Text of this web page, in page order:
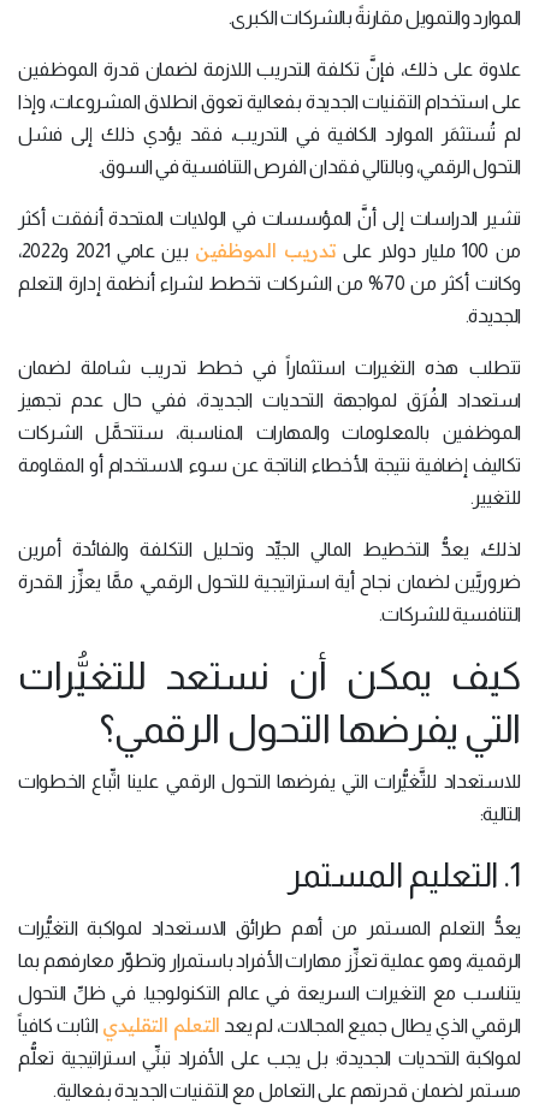
الموارد والتمويل مقارنةً بالشركات الكبرى.
علاوة على ذلك، فإنَّ تكلفة التدريب اللازمة لضمان قدرة الموظفين
على استخدام التقنيات الجديدة بفعالية تعوق انطلاق المشروعات، وإذا
لم تُستثمَر الموارد الكافية في التدريب، فقد يؤدي ذلك إلى فشل
التحول الرقمي، وبالتالي فقدان الفرص التنافسية في السوق.
تشير الدراسات إلى أنَّ المؤسسات في الولايات المتحدة أنفقت أكثر
من 100 مليار دولار على
تدريب الموظفين
بين عامي 2021 و2022،
وكانت أكثر من 70% من الشركات تخطط لشراء أنظمة إدارة التعلم
الجديدة.
تتطلب هذه التغيرات استثماراً في خطط تدريب شاملة لضمان
استعداد الفُرَق لمواجهة التحديات الجديدة، ففي حال عدم تجهيز
الموظفين بالمعلومات والمهارات المناسبة، ستتحمَّل الشركات
تكاليف إضافية نتيجة الأخطاء الناتجة عن سوء الاستخدام أو المقاومة
للتغيير.
لذلك، يعدُّ التخطيط المالي الجيِّد وتحليل التكلفة والفائدة أمرين
ضروريَّين لضمان نجاح أية استراتيجية للتحول الرقمي، ممَّا يعزِّز القدرة
التنافسية للشركات.
كيف يمكن أن نستعد للتغيُّرات
التي يفرضها التحول الرقمي؟
للاستعداد للتَّغيُّرات التي يفرضها التحول الرقمي علينا اتِّباع الخطوات
التالية:
1. التعليم المستمر
يعدُّ التعلم المستمر من أهم طرائق الاستعداد لمواكبة التغيُّرات
الرقمية، وهو عملية تعزِّز مهارات الأفراد باستمرار وتطوِّر معارفهم بما
يتناسب مع التغيرات السريعة في عالم التكنولوجيا. في ظلِّ التحول
الرقمي الذي يطال جميع المجالات، لم يعد التعلم التقليدي الثابت كافياً
لمواكبة التحديات الجديدة؛ بل يجب على الأفراد تبنِّي استراتيجية تعلُّم
مستمر لضمان قدرتهم على التعامل مع التقنيات الجديدة بفعالية.